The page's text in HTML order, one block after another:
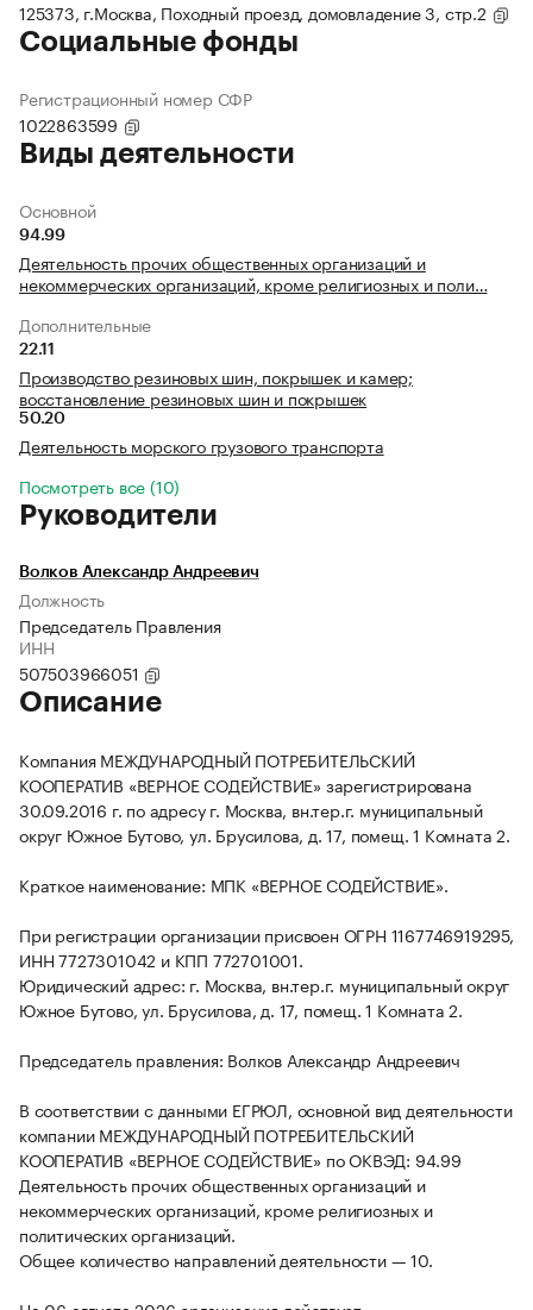
125373, г.Москва, Походный проезд, домовладение 3, стр.2
Социальные фонды
Регистрационный номер СФР
1022863599
Виды деятельности
Основной
94.99
Деятельность прочих общественных организаций и
некоммерческих организаций, кроме религиозных и поли…
Дополнительные
22.11
Производство резиновых шин, покрышек и камер;
восстановление резиновых шин и покрышек
50.20
Деятельность морского грузового транспорта
Посмотреть все (10)
Руководители
Волков Александр Андреевич
Должность
Председатель Правления
ИНН
507503966051
Описание
Компания МЕЖДУНАРОДНЫЙ ПОТРЕБИТЕЛЬСКИЙ
КООПЕРАТИВ «ВЕРНОЕ СОДЕЙСТВИЕ» зарегистрирована
30.09.2016 г. по адресу г. Москва, вн.тер.г. муниципальный
округ Южное Бутово, ул. Брусилова, д. 17, помещ. 1 Комната 2.
Краткое наименование: МПК «ВЕРНОЕ СОДЕЙСТВИЕ».
При регистрации организации присвоен ОГРН 1167746919295,
ИНН 7727301042 и КПП 772701001.
Юридический адрес: г. Москва, вн.тер.г. муниципальный округ
Южное Бутово, ул. Брусилова, д. 17, помещ. 1 Комната 2.
Председатель правления: Волков Александр Андреевич
В соответствии с данными ЕГРЮЛ, основной вид деятельности
компании МЕЖДУНАРОДНЫЙ ПОТРЕБИТЕЛЬСКИЙ
КООПЕРАТИВ «ВЕРНОЕ СОДЕЙСТВИЕ» по ОКВЭД: 94.99
Деятельность прочих общественных организаций и
некоммерческих организаций, кроме религиозных и
политических организаций.
Общее количество направлений деятельности — 10.